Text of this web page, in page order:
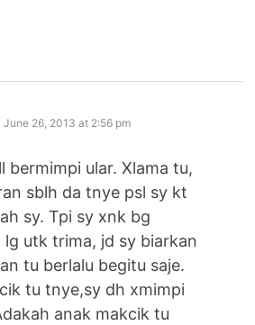
says:
June 26, 2013 at 2:56 pm
bermimpi ular. Xlama tu,
sblh da tnye psl sy kt
sy. Tpi sy xnk bg
lg utk trima, jd sy biarkan
tu berlalu begitu saje.
tu tnye,sy dh xmimpi
anak makcik tu